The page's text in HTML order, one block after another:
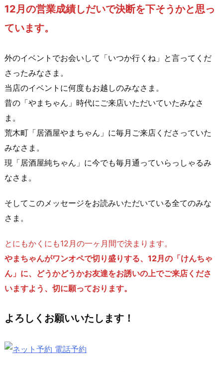
12月の営業成績しだいで決断を下そうかと思っ
ています。
外のイベントでお会いして「いつか行くね」と言ってくだ
さったみなさま。
当店のイベントに何度もお越しのみなさま。
昔の「やまちゃん」時代にご来店いただいていたみなさ
ま。
荒木町「居酒屋やまちゃん」に毎月ご来店くださっていた
みなさま。
現「居酒屋純ちゃん」に今でも毎月通っていらっしゃるみ
なさま。
そしてこのメッセージをお読みいただいている全てのみな
さま。
とにもかくにも12月の一ヶ月間で決まります。
やまちゃんがワンオペで切り盛りする、12月の「けんちゃ
ん」に、どうかどうかお友達をお誘いの上でご来店くださ
いますよう、切に願っております。
よろしくお願いいたします！